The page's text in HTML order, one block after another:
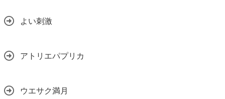
よい刺激
アトリエパプリカ
ウエサク満月